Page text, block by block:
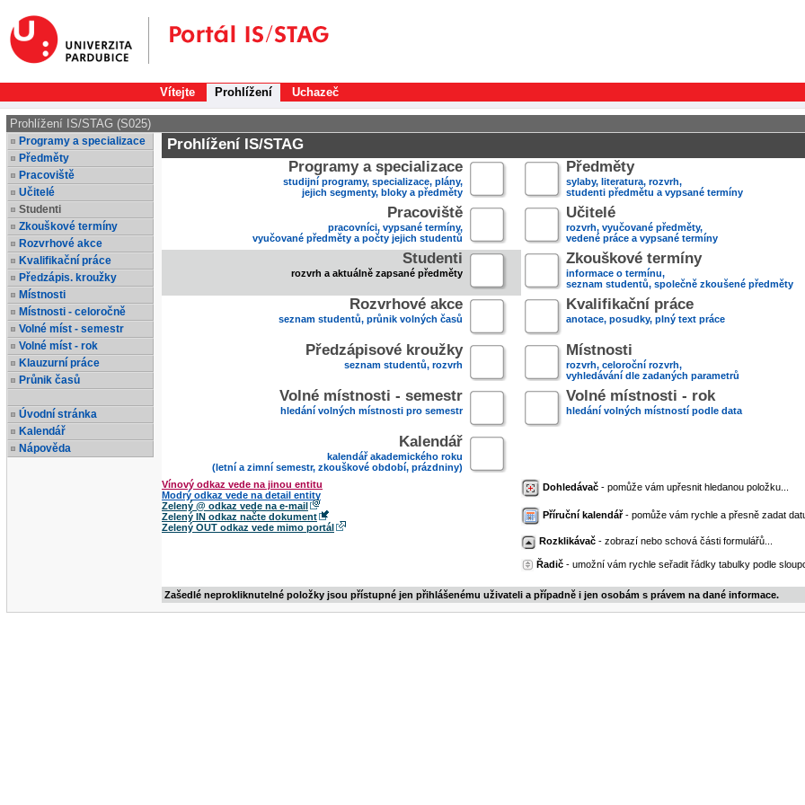
Vítejte Prohlížení Uchazeč
Prohlížení IS/STAG (S025)
Programy a specializace
Předměty
Pracoviště
Učitelé
Studenti
Zkouškové termíny
Rozvrhové akce
Kvalifikační práce
Předzápis. kroužky
Místnosti
Místnosti - celoročně
Volné míst - semestr
Volné míst - rok
Klauzurní práce
Průnik časů
Úvodní stránka
Kalendář
Nápověda
Prohlížení IS/STAG
Programy a specializace
studijní programy, specializace, plány,
jejich segmenty, bloky a předměty
Předměty
sylaby, literatura, rozvrh,
studenti předmětu a vypsané termíny
Pracoviště
pracovníci, vypsané termíny,
vyučované předměty a počty jejich studentů
Učitelé
rozvrh, vyučované předměty,
vedené práce a vypsané termíny
Studenti
rozvrh a aktuálně zapsané předměty
Zkouškové termíny
informace o termínu,
seznam studentů, společně zkoušené předměty
Rozvrhové akce
seznam studentů, průnik volných časů
Kvalifikační práce
anotace, posudky, plný text práce
Předzápisové kroužky
seznam studentů, rozvrh
Místnosti
rozvrh, celoroční rozvrh,
vyhledávání dle zadaných parametrů
Volné místnosti - semestr
hledání volných místnosti pro semestr
Volné místnosti - rok
hledání volných místností podle data
Kalendář
kalendář akademického roku
(letní a zimní semestr, zkouškové období, prázdniny)
Vínový odkaz vede na jinou entitu
Modrý odkaz vede na detail entity
Zelený @ odkaz vede na e-mail
Zelený IN odkaz načte dokument
Zelený OUT odkaz vede mimo portál
Dohledávač - pomůže vám upřesnit hledanou položku...
Příruční kalendář- pomůže vám rychle a přesně zadat
Rozklikávač - zobrazí nebo schová části formulářů...
Řadič - umožní vám rychle seřadit řádky tabulky podle
Zašedlé neprokliknutelné položky jsou přístupné jen přihlášenému uživateli a případně i jen osobám s právem na dané informace.